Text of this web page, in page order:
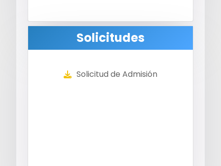
Solicitudes
Solicitud de Admisión